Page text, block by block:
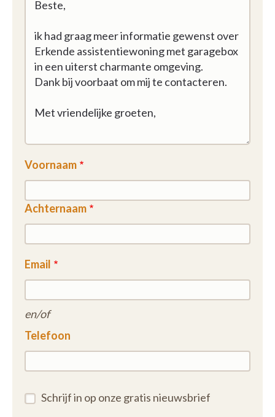
Voornaam
Achternaam
Email
en/of
Telefoon
Schrijf in op onze gratis nieuwsbrief